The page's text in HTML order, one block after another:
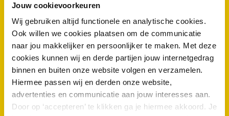
Jouw cookievoorkeuren
Wij gebruiken altijd functionele en analytische cookies.
Ook willen we cookies plaatsen om de communicatie
naar jou makkelijker en persoonlijker te maken. Met deze
cookies kunnen wij en derde partijen jouw internetgedrag
binnen en buiten onze website volgen en verzamelen.
Hiermee passen wij en derden onze website,
advertenties en communicatie aan jouw interesses aan.
Door op ‘accepteren’ te klikken ga je hiermee akkoord. Je
Direct
Contact
Plan een afspraak online
088 - 030 13 13